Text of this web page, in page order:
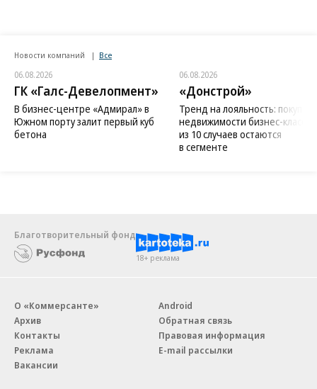
Новости компаний Все
06.08.2026
ГК «Галс-Девелопмент»
В бизнес-центре «Адмирал» в
Южном порту залит первый куб
бетона
06.08.2026
«Донстрой»
Тренд на лояльность:
недвижимости бизнес-класса
из 10 случаев остаются
в сегменте
Благотворительный фонд
18+ реклама
О «Коммерсанте»
Архив
Контакты
Реклама
Вакансии
Android
Обратная связь
Правовая информация
E-mail рассылки